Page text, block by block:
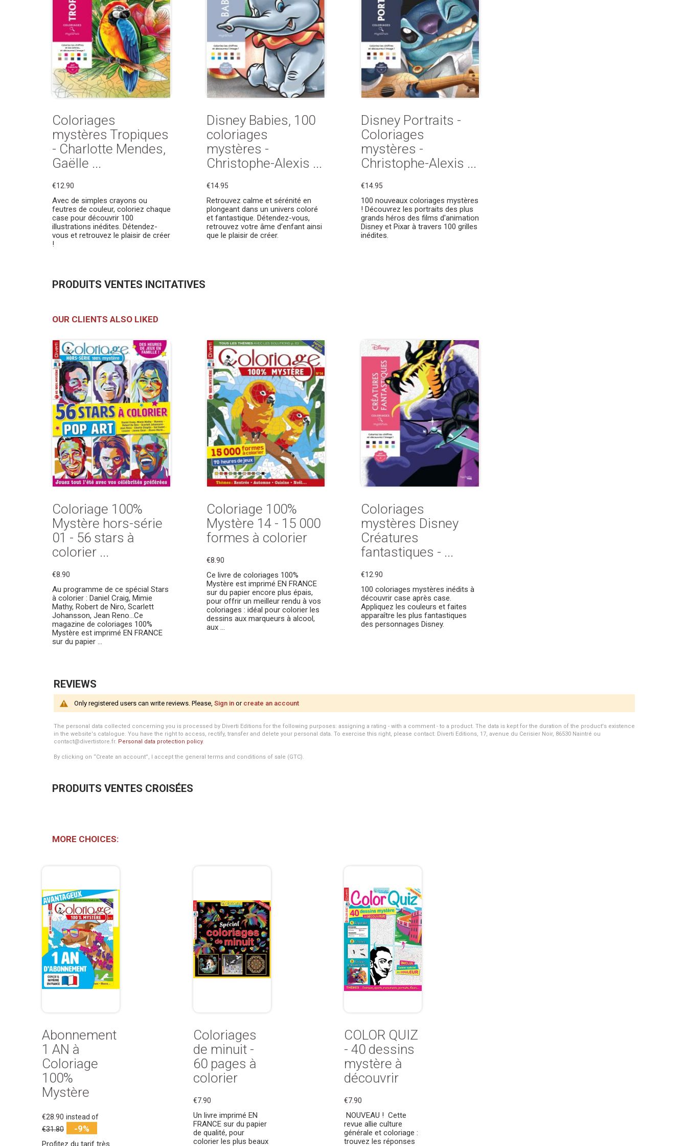
Coloriages
mystères Tropiques
- Charlotte Mendes,
Gaëlle ...
€12.90
Avec de simples crayons ou
feutres de couleur, coloriez chaque
case pour découvrir 100
illustrations inédites. Détendez-
vous et retrouvez le plaisir de créer
!
Disney Babies, 100
coloriages
mystères -
Christophe-Alexis ...
€14.95
Retrouvez calme et sérénité en
plongeant dans un univers coloré
et fantastique. Détendez-vous,
retrouvez votre âme d’enfant ainsi
que le plaisir de créer.
Disney Portraits -
Coloriages
mystères -
Christophe-Alexis ...
€14.95
100 nouveaux coloriages mystères
! Découvrez les portraits des plus
grands héros des films d'animation
Disney et Pixar à travers 100 grilles
inédites.
PRODUITS VENTES INCITATIVES
OUR CLIENTS ALSO LIKED
Coloriage 100%
Mystère hors-série
01 - 56 stars à
colorier ...
€8.90
Au programme de ce spécial Stars
à colorier : Daniel Craig, Mimie
Mathy, Robert de Niro, Scarlett
Johansson, Jean Reno...Ce
magazine de coloriages 100%
Mystère est imprimé EN FRANCE
sur du papier ...
Coloriage 100%
Mystère 14 - 15 000
formes à colorier
€8.90
Ce livre de coloriages 100%
Mystère est imprimé EN FRANCE
sur du papier encore plus épais,
pour offrir un meilleur rendu à vos
coloriages : idéal pour colorier les
dessins aux marqueurs à alcool,
aux ...
Coloriages
mystères Disney
Créatures
fantastiques - ...
€12.90
100 coloriages mystères inédits à
découvrir case après case.
Appliquez les couleurs et faites
apparaître les plus fantastiques
des personnages Disney.
REVIEWS
Only registered users can write reviews. Please, Sign in or create an account
The personal data collected concerning you is processed by Diverti Editions for the following purposes: assigning a rating - with a comment - to a product. The data is kept for the duration of the product's existence
in the website's catalogue. You have the right to access, rectify, transfer and delete your personal data. To exercise this right, please contact: Diverti Editions, 17, avenue du Cerisier Noir, 86530 Naintré ou
contact@divertistore.fr. Personal data protection policy.
By clicking on “Create an account”, I accept the general terms and conditions of sale (GTC).
PRODUITS VENTES CROISÉES
MORE CHOICES:
Abonnement
1 AN à
Coloriage
100%
Mystère
€28.90 instead of
€31.80
-9%
Profitez du tarif très
Coloriages
de minuit -
60 pages à
colorier
€7.90
Un livre imprimé EN
FRANCE sur du papier
de qualité, pour
colorier les plus beaux
COLOR QUIZ
- 40 dessins
mystère à
découvrir
€7.90
NOUVEAU ! Cette
revue allie culture
générale et coloriage :
trouvez les réponses